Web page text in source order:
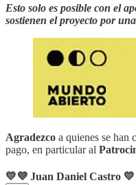
Esto solo es posible con el
sostienen el proyecto por
Agradezco a quienes se han
pago, en particular al
💛💜 Juan Daniel Castro